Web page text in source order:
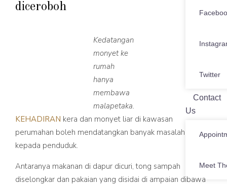
Twitter
Contact
Us
Meet
diceroboh
Kedatangan
monyet ke
rumah
hanya
membawa
malapetaka.
KEHADIRAN kera dan monyet liar di kawasan
perumahan boleh mendatangkan banyak masalah
kepada penduduk.
Antaranya makanan di dapur dicuri, tong sampah
diselongkar dan pakaian yang disidai di ampaian dibawa